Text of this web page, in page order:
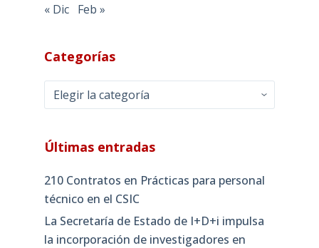
« Dic Feb »
Categorías
Categorías
Últimas entradas
210 Contratos en Prácticas para personal
técnico en el CSIC
La Secretaría de Estado de I+D+i impulsa
la incorporación de investigadores en